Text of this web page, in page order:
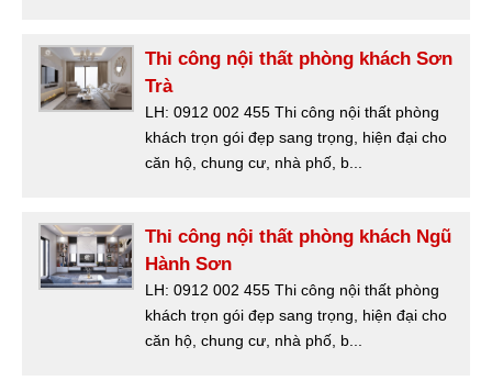
Thi công nội thất phòng khách Sơn
Trà
LH: 0912 002 455 Thi công nội thất phòng
khách trọn gói đẹp sang trọng, hiện đại cho
căn hộ, chung cư, nhà phố, b...
Thi công nội thất phòng khách Ngũ
Hành Sơn
LH: 0912 002 455 Thi công nội thất phòng
khách trọn gói đẹp sang trọng, hiện đại cho
căn hộ, chung cư, nhà phố, b...